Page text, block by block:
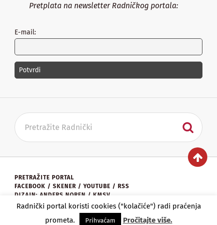
Pretplata na newsletter Radničkog portala:
E-mail:
PRETRAŽITE PORTAL
FACEBOOK / SKENER / YOUTUBE / RSS
DIZAJN: ANDERS NOREN / KMSV
KONTAKT: UREDNISTVO@RADNICKI.ORG
★2026.
Radnički portal koristi cookies ("kolačiće") radi praćenja
prometa.
Prihvaćam Pročitajte više.